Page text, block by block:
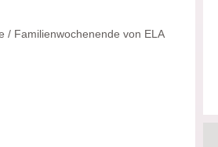
/ Familienwochenende von ELA